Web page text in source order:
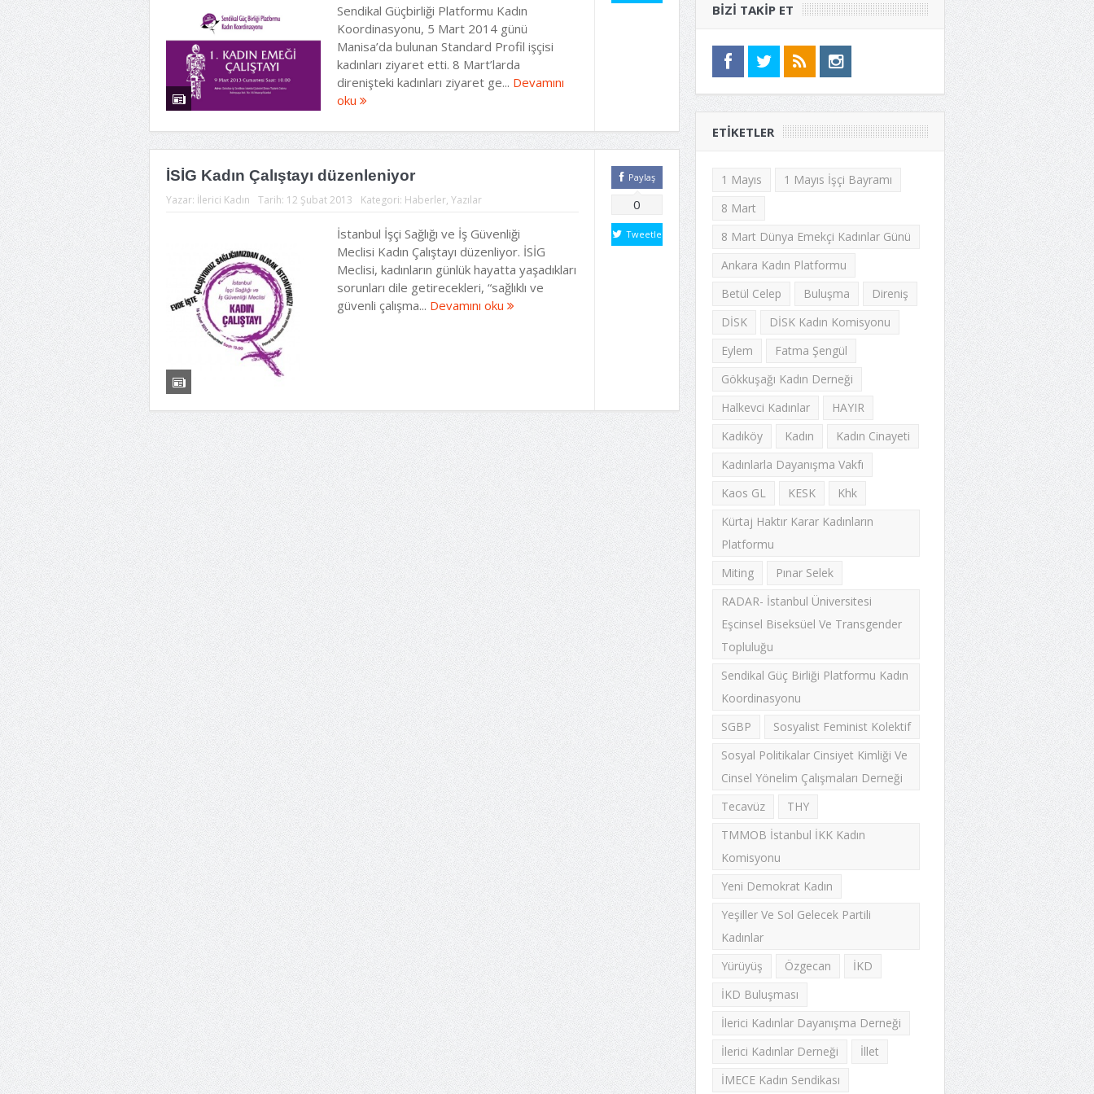
Sendikal Güçbirliği Platformu Kadın
Koordinasyonu, 5 Mart 2014 günü
Manisa’da bulunan Standard Profil işçisi
kadınları ziyaret etti. 8 Mart’larda
direnişteki kadınları ziyaret ge... Devamını
oku
İSİG Kadın Çalıştayı düzenleniyor
Yazar: İlerici Kadın Tarih: 12 Şubat 2013 Kategori: Haberler, Yazılar
İstanbul İşçi Sağlığı ve İş Güvenliği
Meclisi Kadın Çalıştayı düzenliyor. İSİG
Meclisi, kadınların günlük hayatta yaşadıkları
sorunları dile getirecekleri, “sağlıklı ve
güvenli çalışma... Devamını oku
Paylaş
0
Tweetle
BIZI TAKIP ET
ETIKETLER
1 Mayıs
1 Mayıs İşçi Bayramı
8 Mart
8 Mart Dünya Emekçi Kadınlar Günü
Ankara Kadın Platformu
Betül Celep
Buluşma
Direniş
DİSK
DİSK Kadın Komisyonu
Eylem
Fatma Şengül
Gökkuşağı Kadın Derneği
Halkevci Kadınlar
HAYIR
Kadıköy
Kadın
Kadın Cinayeti
Kadınlarla Dayanışma Vakfı
Kaos GL
KESK
Khk
Kürtaj Haktır Karar Kadınların
Platformu
Miting
Pınar Selek
RADAR- İstanbul Üniversitesi
Eşcinsel Biseksüel Ve Transgender
Topluluğu
Sendikal Güç Birliği Platformu Kadın
Koordinasyonu
SGBP
Sosyalist Feminist Kolektif
Sosyal Politikalar Cinsiyet Kimliği Ve
Cinsel Yönelim Çalışmaları Derneği
Tecavüz
THY
TMMOB İstanbul İKK Kadın
Komisyonu
Yeni Demokrat Kadın
Yeşiller Ve Sol Gelecek Partili
Kadınlar
Yürüyüş
Özgecan
İKD
İKD Buluşması
İlerici Kadınlar Dayanışma Derneği
İlerici Kadınlar Derneği
İllet
İMECE Kadın Sendikası